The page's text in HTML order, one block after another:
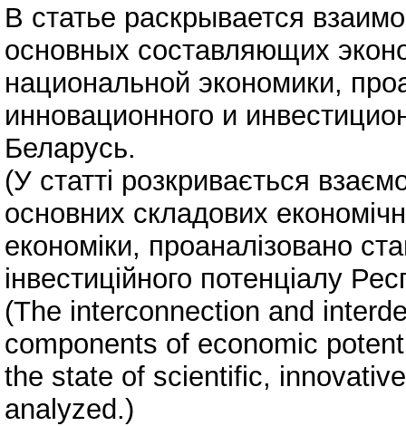
В статье раскрывается
основных составляющих
национальной экономики,
инновационного и
Беларусь.
(У статті розкривається
основних складових
економіки, проаналізовано
інвестиційного потенціалу
(The interconnection and
components of economic
the state of scientific,
analyzed.)